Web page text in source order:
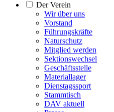
Der Verein
Wir über uns
Vorstand
Führungskräfte
Naturschutz
Mitglied werden
Sektionswechsel
Geschäftsstelle
Materiallager
Dienstagssport
Stammtisch
DAV aktuell